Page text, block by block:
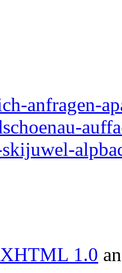
XHTML 1.0